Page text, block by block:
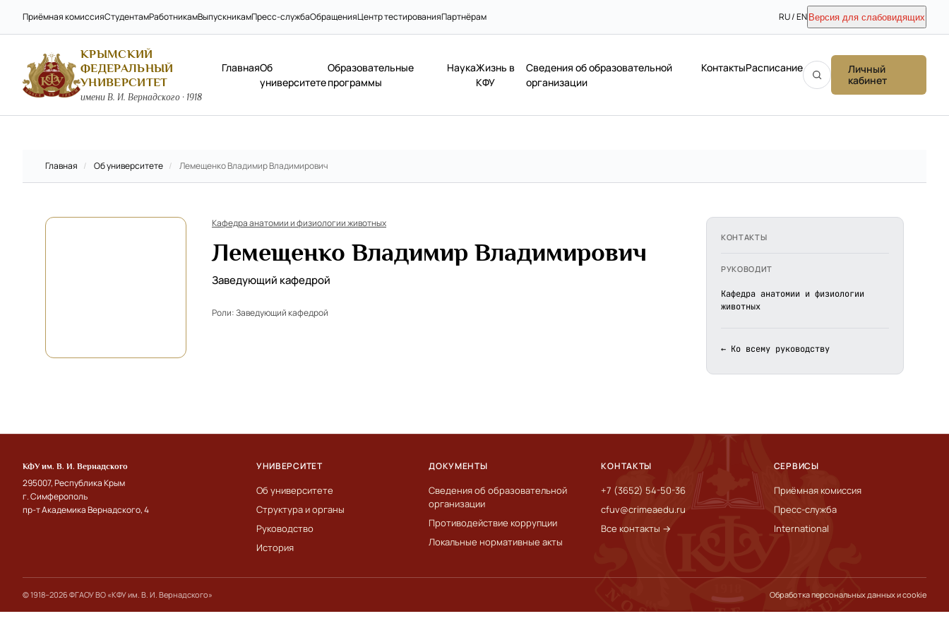
Приёмная комиссияСтудентамРаботникамВыпускникамПресс-службаОбращенияЦентр тестированияПартнёрам RU / EN Версия для слабовидящих
КРЫМСКИЙ
ФЕДЕРАЛЬНЫЙ
УНИВЕРСИТЕТ
имени В. И. Вернадского · 1918
ГлавнаяОб
университете
Образовательные
программы
НаукаЖизнь в
КФУ
Сведения об образовательной
организации
КонтактыРасписание
Личный
кабинет
Главная / Об университете / Лемещенко Владимир Владимирович
Кафедра анатомии и физиологии животных
Лемещенко Владимир Владимирович
Заведующий кафедрой
Роли:Заведующий кафедрой
КОНТАКТЫ
РУКОВОДИТ
Кафедра анатомии и физиологии
животных
← Ко всему руководству
КФУ им. В. И. Вернадского
295007, Республика Крым
г. Симферополь
пр-т Академика Вернадского, 4
УНИВЕРСИТЕТ
Об университете
Структура и органы
Руководство
История
ДОКУМЕНТЫ
Сведения об образовательной
организации
Противодействие коррупции
Локальные нормативные акты
КОНТАКТЫ
+7 (3652) 54-50-36
cfuv@crimeaedu.ru
Все контакты →
СЕРВИСЫ
Приёмная комиссия
Пресс-служба
International
© 1918–2026 ФГАОУ ВО «КФУ им. В. И. Вернадского» Обработка персональных данных и cookie